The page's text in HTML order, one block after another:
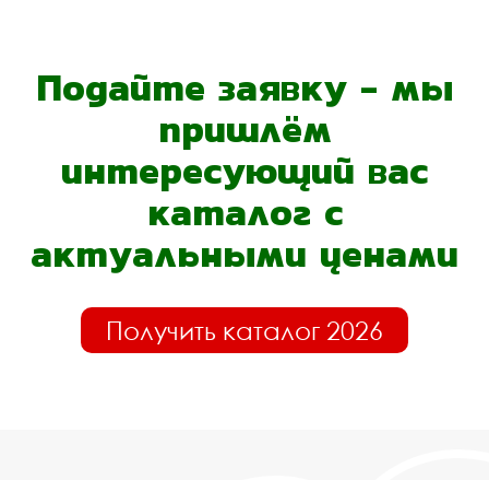
Подайте заявку - мы
пришлём
интересующий вас
каталог с
актуальными ценами
Получить каталог 2026